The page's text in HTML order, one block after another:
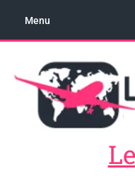
Menu